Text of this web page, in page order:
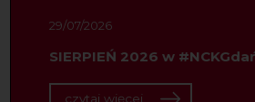
29/07/2026
SIERPIEŃ 2026 w
czytaj więcej